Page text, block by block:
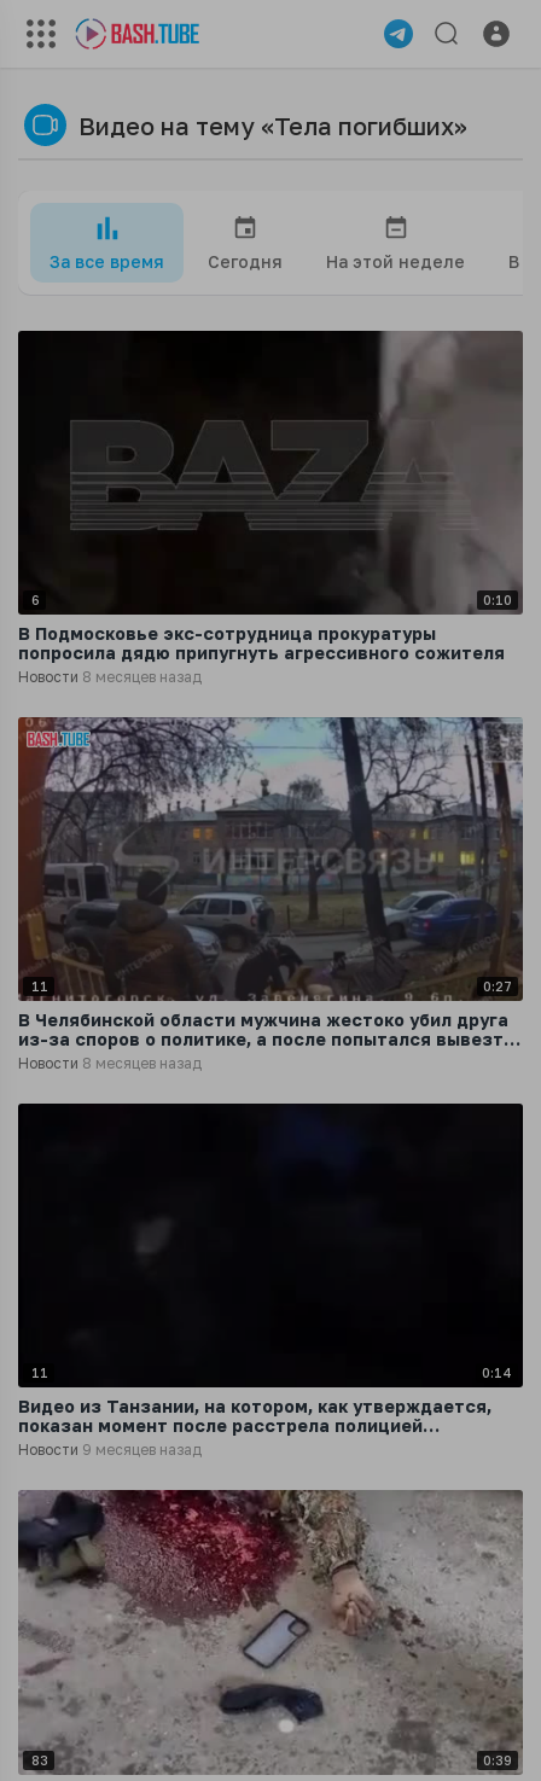
Видео на тему «Тела погибших»
За все время Сегодня На этой неделе В
6 0:10
В Подмосковье экс-сотрудница прокуратуры
попросила дядю припугнуть агрессивного сожителя
Новости 8 месяцев назад
11 0:27
В Челябинской области мужчина жестоко убил друга
из-за споров о политике, а после попытался вывезти
тело в лес
Новости 8 месяцев назад
11 0:14
Видео из Танзании, на котором, как утверждается,
показан момент после расстрела полицией
гражданских протестующих
Новости 9 месяцев назад
83 0:39